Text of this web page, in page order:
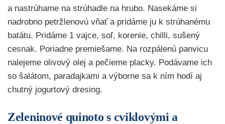
a nastrúhame na strúhadle na hrubo. Nasekáme si
nadrobno petržlenovú vňať a pridáme ju k strúhanému
batátu. Pridáme 1 vajce, soľ, korenie, chilli, sušený
cesnak. Poriadne premiešame. Na rozpálenú panvicu
nalejeme olivový olej a pečieme placky. Podávame ich
so šalátom, paradajkami a výborne sa k ním hodí aj
chutný jogurtový dresing.
Zeleninové quinoto s cviklovými a